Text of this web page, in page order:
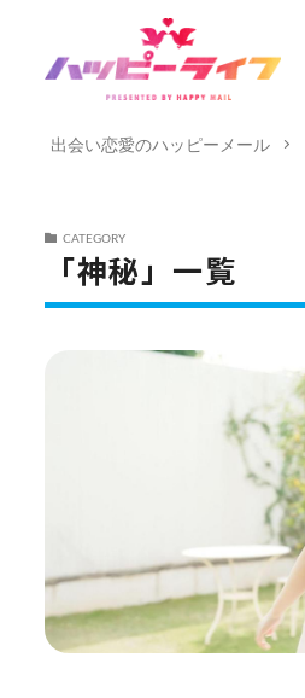
出会い恋愛のハッピーメール
CATEGORY
「神秘」一覧